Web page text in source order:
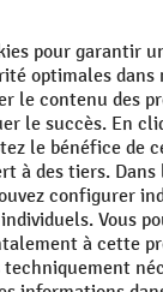
Mentions
Politique de
costsand
épuisement des
Il n'est pas
ou bons